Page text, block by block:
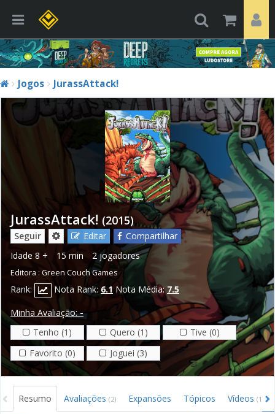
Jogos JurassAttack!
JurassAttack! (2015)
Seguir Editar
Compartilhar
Idade 8 + 15 min 2 jogadores
Editora : Green Couch Games
Rank: Nota Rank: 6.1 Nota Média: 7.5
Minha Avaliação:-
Tenho (1)
Quero (1)
Tive (0)
Favorito (0)
Joguei (3)
Resumo Avaliações (2) Expansões Tópicos Vídeos (1)